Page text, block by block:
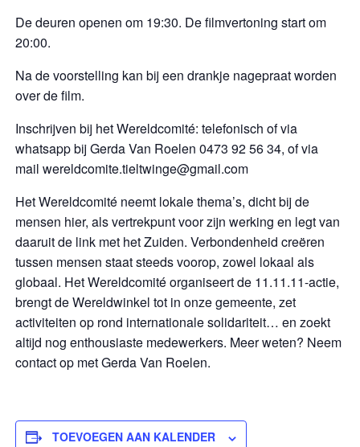
De deuren openen om 19:30. De filmvertoning start om
20:00.
Na de voorstelling kan bij een drankje nagepraat worden
over de film.
Inschrijven bij het Wereldcomité: telefonisch of via
whatsapp bij Gerda Van Roelen 0473 92 56 34, of via
mail wereldcomite.tieltwinge@gmail.com
Het Wereldcomité neemt lokale thema’s, dicht bij de
mensen hier, als vertrekpunt voor zijn werking en legt van
daaruit de link met het Zuiden. Verbondenheid creëren
tussen mensen staat steeds voorop, zowel lokaal als
globaal. Het Wereldcomité organiseert de 11.11.11-actie,
brengt de Wereldwinkel tot in onze gemeente, zet
activiteiten op rond internationale solidariteit… en zoekt
altijd nog enthousiaste medewerkers. Meer weten? Neem
contact op met Gerda Van Roelen.
TOEVOEGEN AAN KALENDER